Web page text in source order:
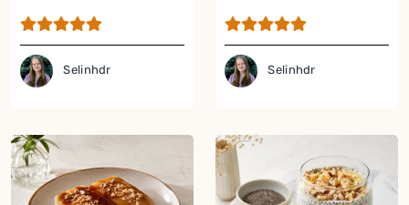
Selinhdr
Reyhanlı Güllaç
Tarifi
Selinhdr